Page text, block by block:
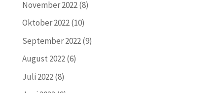
November 2022(8)
Oktober 2022(10)
September 2022(9)
August 2022(6)
Juli 2022(8)